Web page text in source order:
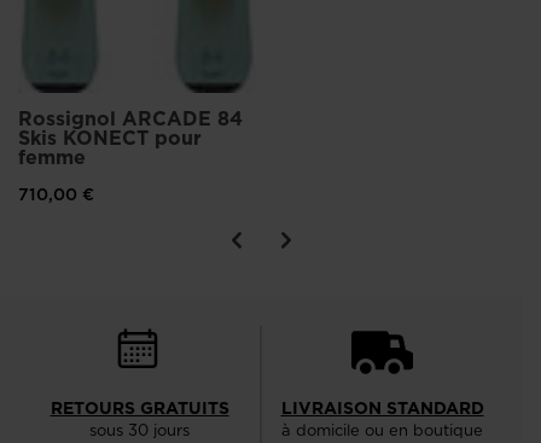
Rossignol ARCADE 84
Skis KONECT pour
femme
710,00 €
RETOURS GRATUITS
sous 30 jours
LIVRAISON STANDARD
à domicile ou en boutique